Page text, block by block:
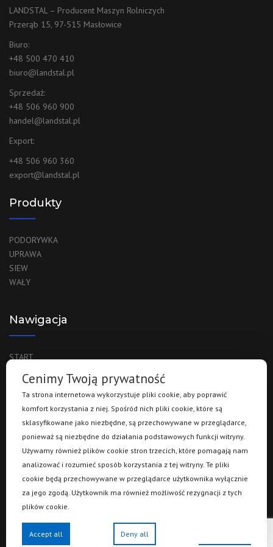
LANDSTAL – Producent Maszyn Rolniczych
Przerąb 15, 97-515 Masłowice
Biuro:
+48 500 470 410
biuro@landstal.pl
Sprzedaż:
+48 506 960 900
handel@landstal.pl
Export:
+48 506 960 360
export@landstal.pl
Produkty
PODORYWKA
UPRAWA
SIEW
WAŁY
Nawigacja
START
PRODUKTY
KARIERA
KONTAKT
GWARANCJA
ZOSTAŃ NASZYM PARTNEREM!
FAQ
CLAIM FORM
FORMULARZ REKLAMACYJNY
Cenimy Twoją prywatność
Ta strona internetowa wykorzystuje pliki cookie, aby poprawić
komfort korzystania z niej. Spośród nich pliki cookie, które są
sklasyfikowane jako niezbędne, są przechowywane w przeglądarce,
ponieważ są niezbędne do działania podstawowych funkcji witryny.
Używamy również plików cookie stron trzecich, które pomagają nam
analizować i rozumieć sposób korzystania z tej witryny. Te pliki
cookie będą przechowywane w przeglądarce użytkownika wyłącznie
za jego zgodą. Użytkownik ma również możliwość rezygnacji z tych
plików cookie.
Accept all Deny all